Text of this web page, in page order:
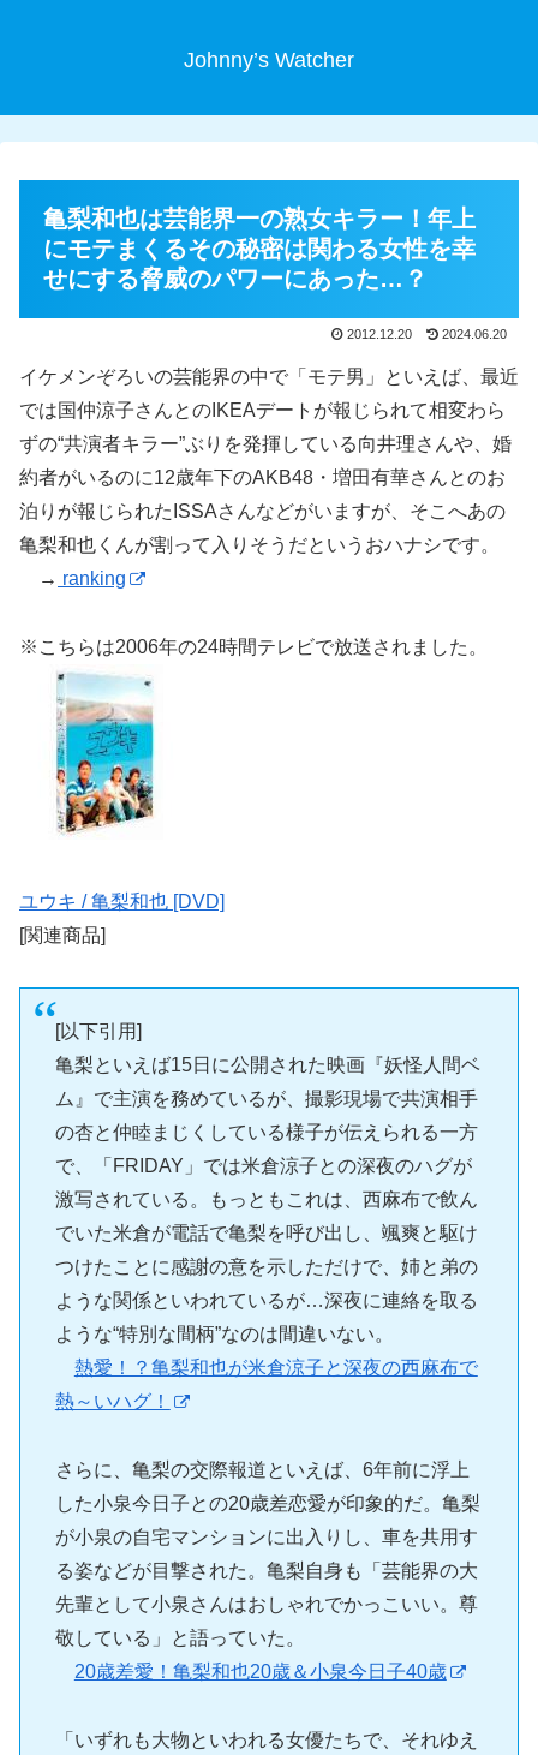
Johnny’s Watcher
亀梨和也は芸能界一の熟女キラー！年上
にモテまくるその秘密は関わる女性を幸
せにする脅威のパワーにあった…？
2012.12.20 2024.06.20
イケメンぞろいの芸能界の中で「モテ男」といえば、最近
では国仲涼子さんとのIKEAデートが報じられて相変わら
ずの“共演者キラー”ぶりを発揮している向井理さんや、婚
約者がいるのに12歳年下のAKB48・増田有華さんとのお
泊りが報じられたISSAさんなどがいますが、そこへあの
亀梨和也くんが割って入りそうだというおハナシです。
→ ranking
※こちらは2006年の24時間テレビで放送されました。
ユウキ / 亀梨和也 [DVD]
[関連商品]
[以下引用]
亀梨といえば15日に公開された映画『妖怪人間ベ
ム』で主演を務めているが、撮影現場で共演相手
の杏と仲睦まじくしている様子が伝えられる一方
で、「FRIDAY」では米倉涼子との深夜のハグが
激写されている。もっともこれは、西麻布で飲ん
でいた米倉が電話で亀梨を呼び出し、颯爽と駆け
つけたことに感謝の意を示しただけで、姉と弟の
ような関係といわれているが…深夜に連絡を取る
ような“特別な間柄”なのは間違いない。
熱愛！？亀梨和也が米倉涼子と深夜の西麻布で
熱～いハグ！
さらに、亀梨の交際報道といえば、6年前に浮上
した小泉今日子との20歳差恋愛が印象的だ。亀梨
が小泉の自宅マンションに出入りし、車を共用す
る姿などが目撃された。亀梨自身も「芸能界の大
先輩として小泉さんはおしゃれでかっこいい。尊
敬している」と語っていた。
20歳差愛！亀梨和也20歳＆小泉今日子40歳
「いずれも大物といわれる女優たちで、それゆえ